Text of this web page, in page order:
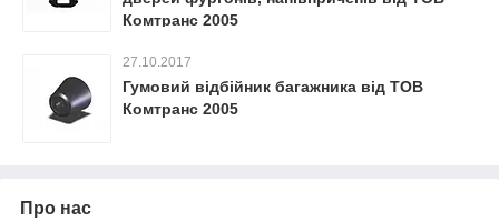
Комтранс 2005
27.10.2017
Гумовий відбійник багажника від ТОВ
Комтранс 2005
Про нас